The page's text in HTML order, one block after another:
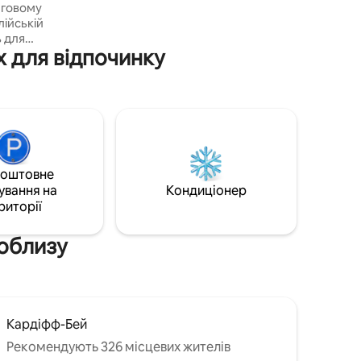
для
за
великою огородженою парковкою та
достатньо простору для відпочинку –
для відпочинку
на
Кондиціонер
Кардіфф-Бей
Рекомендують 326 місцевих жителів